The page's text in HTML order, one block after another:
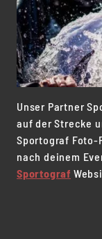
Unser Partner
auf der Strecke
Sportograf Foto-
nach deinem
Sportograf